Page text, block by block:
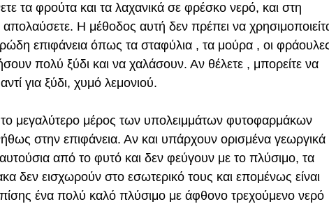
τα φρούτα και τα λαχανικά σε φρέσκο νερό, και στη
απολαύσετε. Η μέθοδος αυτή δεν πρέπει να
επιφάνεια όπως τα σταφύλια , τα μούρα , οι
πολύ ξύδι και να χαλάσουν. Αν θέλετε , μπορείτε να
για ξύδι, χυμό λεμονιού.
μεγαλύτερο μέρος των υπολειμμάτων φυτοφαρμάκων
στην επιφάνεια. Αν και υπάρχουν ορισμένα γεωργικά
από το φυτό και δεν φεύγουν με το πλύσιμο, τα
δεν εισχωρούν στο εσωτερικό τους και επομένως είναι
ένα πολύ καλό πλύσιμο με άφθονο τρεχούμενο νερό